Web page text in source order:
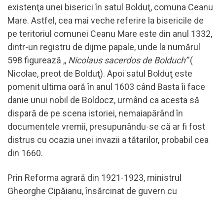
existenţa unei biserici în satul Bolduţ, comuna Ceanu
Mare. Astfel, cea mai veche referire la bisericile de
pe teritoriul comunei Ceanu Mare este din anul 1332,
dintr-un registru de dijme papale, unde la numărul
598 figurează ,, Nicolaus sacerdos de Bolduch”(
Nicolae, preot de Bolduţ). Apoi satul Bolduţ este
pomenit ultima oară în anul 1603 când Basta îi face
danie unui nobil de Boldocz, urmând ca acesta să
dispară de pe scena istoriei, nemaiapărând în
documentele vremii, presupunându-se că ar fi fost
distrus cu ocazia unei invazii a tătarilor, probabil cea
din 1660.
Prin Reforma agrară din 1921-1923, ministrul
Gheorghe Cipăianu, însărcinat de guvern cu